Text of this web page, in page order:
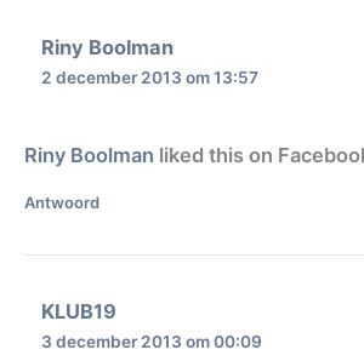
Riny Boolman
2 december 2013 om 13:57
Riny Boolman liked this on
Antwoord
KLUB19
3 december 2013 om 00:09